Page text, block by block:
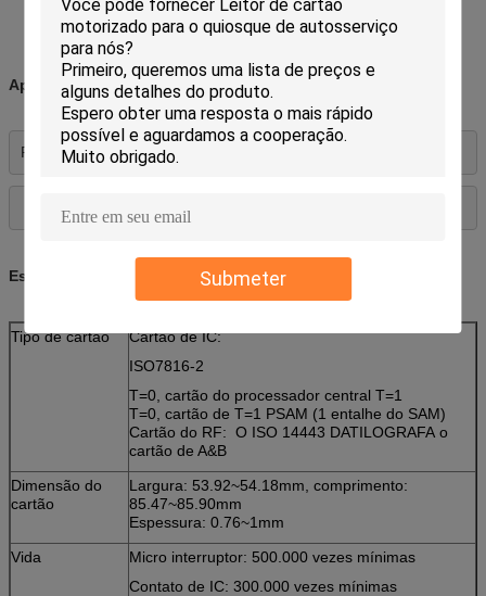
Submeter
EMV certificado
Aplicações:
Payphone, jogo, utilidade
Especificações:
Tipo de cartão
Cartão de IC:
ISO7816-2
T=0, cartão do processador central T=1
T=0, cartão de T=1 PSAM (1 entalhe do SAM)
Cartão do RF: O ISO 14443 DATILOGRAFA o
cartão de A&B
Dimensão do
cartão
Largura: 53.92~54.18mm, comprimento:
85.47~85.90mm
Espessura: 0.76~1mm
Vida
Micro interruptor: 500.000 vezes mínimas
Contato de IC: 300.000 vezes mínimas